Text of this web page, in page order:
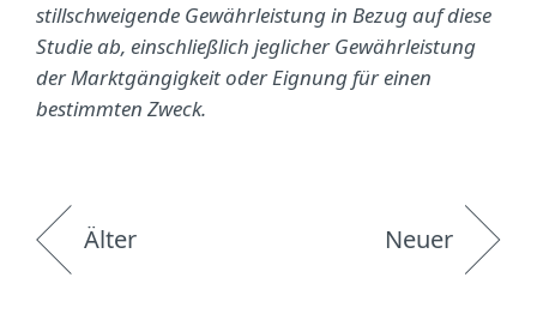
stillschweigende Gewährleistung in Bezug auf diese
Studie ab, einschließlich jeglicher Gewährleistung
der Marktgängigkeit oder Eignung für einen
bestimmten Zweck.
Älter Neuer